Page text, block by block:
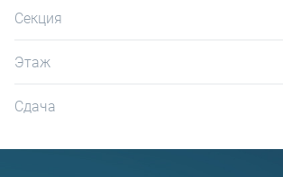
Секция
Этаж
Сдача